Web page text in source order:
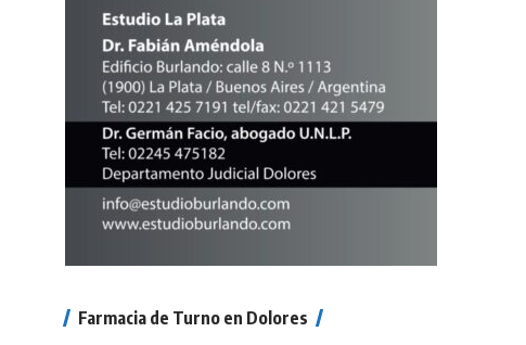
Farmacia de Turno en Dolores